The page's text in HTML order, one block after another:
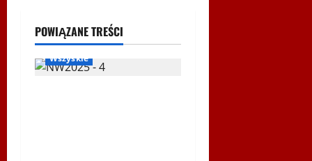
w
p
POWIĄZANE TREŚCI
Nordic Walking
Ogłoszenia
WPSF
Wszyskie